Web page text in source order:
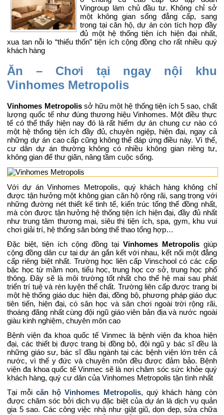
Vingroup làm chủ đầu tư. Không chỉ sở
một không gian sống đẳng cấp, sang
trong tại căn hộ, dự án còn tích hợp đầy
đủ một hệ thống tiện ích hiện đại nhất,
xua tan nỗi lo “thiếu thốn” tiện ích cộng đồng cho rất nhiều quý
khách hàng
Ăn – Chơi tại ngay nội khu
Vinhomes Metropolis
Vinhomes Metropolissở hữu một hệ thống tiện ích 5 sao, chất
lượng quốc tế như đúng thương hiệu Vinhomes. Một điều thực
tế có thể thấy hiện nay đó là rất hiếm dự án chung cư nào có
một hệ thống tiện ích đầy đủ, chuyên ngiệp, hiện đại, ngay cả
những dự án cao cấp cũng không thể đáp ứng điều này. Vì thế,
cư dân dự án thường không có nhiều không gian riêng tư,
không gian để thư giãn, nâng tầm cuộc sống.
Với dự án Vinhomes Metropolis, quý khách hàng không chỉ
được tận hưởng một không gian căn hộ rộng rãi, sang trọng với
những đường nét thiết kế tinh tế, kiến trúc tổng thể đồng nhất,
mà còn được tận hưởng hệ thống tiện ích hiện đại, đầy đủ nhất
như trung tâm thương mại, siêu thị tiện ích, spa, gym, khu vui
chơi giải trí, hệ thống sân bóng thể thao tổng hợp…
Đặc biệt, tiện ích cộng đồng tại Vinhomes Metropolisgiúp
cộng đồng dân cư tại dự án gắn kết với nhau, kết nối một đẳng
cấp riêng biệt nhất. Trường học liên cấp Vinschool có các cấp
bậc học từ mầm non, tiểu học, trung học cơ sở, trung học phổ
thông. Đây sẽ là môi trường tốt nhất cho thế hệ mai sau phát
triển trí tuệ và rèn luyện thể chất. Trường liên cấp được trang bị
một hệ thống giáo dục hiện đại, đồng bộ, phương pháp giáo dục
tiên tiến, hiện đại, có sân học và sân chơi ngoài trời rộng rãi,
thoáng đãng nhất cùng đội ngũ giáo viên bản địa và nước ngoài
giàu kinh nghiệm, chuyên môn cao
Bệnh viện đa khoa quốc tế Vinmec là bệnh viện đa khoa hiện
đại, các thiết bị được trang bị đồng bộ, đội ngũ y bác sĩ đều là
những giáo sư, bác sĩ đầu ngành tại các bệnh viện lớn trên cả
nước, vì thế y đức và chuyên môn đều được đảm bảo. Bệnh
viện đa khoa quốc tế Vinmec sẽ là nơi chăm sóc sức khỏe quý
khách hàng, quý cư dân của Vinhomes Metropolis tận tình nhất
Tại mỗicăn hộ Vinhomes Metropolis, quý khách hàng còn
được chăm sóc bởi dịch vụ đặc biệt của dự án là dịch vụ quản
gia 5 sao. Các công việc nhà như giặt giũ, dọn dẹp, sửa chữa